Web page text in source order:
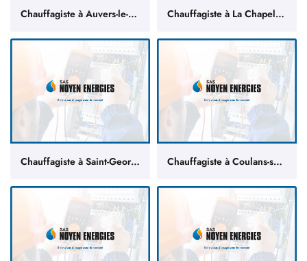
Chauffagiste à Auvers-le-Hamon Chauffagiste à La Chapelle-d'Aligné
Chauffagiste à Saint-Georges-du-Bois Chauffagiste à Coulans-sur-Gée